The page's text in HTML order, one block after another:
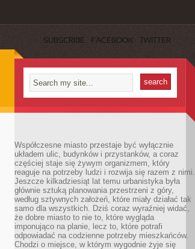
SUBSCRIBE FACEBOOK TWITTER
Współczesne miasto przestaje być wyłącznie
układem ulic, budynków i przystanków, a coraz
częściej staje się żywym organizmem, który
reaguje na potrzeby ludzi i rozwija się razem z nimi.
Jeszcze kilkadziesiąt lat temu urbanistyka była
głównie sztuką planowania przestrzeni z góry,
według sztywnych założeń, które miały działać tak
samo dla wszystkich. Dziś coraz wyraźniej widać,
że dobre miasto to nie to, które wygląda
imponująco na planie, lecz to, które potrafi
odpowiadać na codzienne potrzeby mieszkańców.
Chodzi o miejsce, w którym wygodnie żyje się